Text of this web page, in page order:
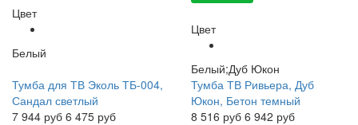
Цвет
Белый
Цвет
Белый;Дуб Юкон
Тумба для ТВ Эколь ТБ-004,
Сандал светлый
7 944 руб 6 475 руб
Тумба ТВ Ривьера, Дуб
Юкон, Бетон темный
8 516 руб 6 942 руб